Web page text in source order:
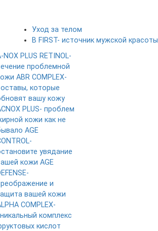
Уход за телом
B FIRST- источник мужской красоты
NOX PLUS RETINOL-
проблемной
ABR COMPLEX-
которые
вашу кожу
PLUS- проблем
кожи как не
AGE
увядание
кожи AGE
и
вашей кожи
COMPLEX-
комплекс
кислот